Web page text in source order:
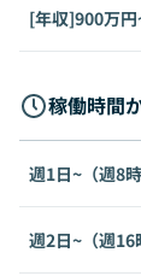
[年収]900万円
稼働時間
週1日~（週8時
週2日~（週16